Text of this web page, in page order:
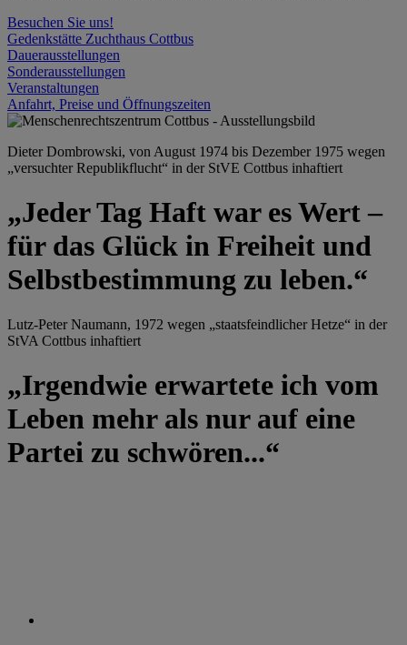
Besuchen Sie uns!
Gedenkstätte Zuchthaus Cottbus
Dauerausstellungen
Sonderausstellungen
Veranstaltungen
Anfahrt, Preise und Öffnungszeiten
Dieter Dombrowski, von August 1974 bis Dezember 1975 wegen
„versuchter Republikflucht“ in der StVE Cottbus inhaftiert
„Jeder Tag Haft war es Wert –
für das Glück in Freiheit und
Selbstbestimmung zu leben.“
Lutz-Peter Naumann, 1972 wegen „staatsfeindlicher Hetze“ in der
StVA Cottbus inhaftiert
„Irgendwie erwartete ich vom
Leben mehr als nur auf eine
Partei zu schwören...“